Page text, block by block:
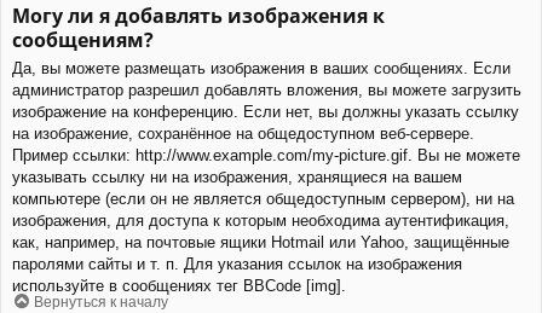
Могу ли я добавлять изображения к
сообщениям?
Да, вы можете размещать изображения в ваших сообщениях. Если
администратор разрешил добавлять вложения, вы можете загрузить
изображение на конференцию. Если нет, вы должны указать ссылку
на изображение, сохранённое на общедоступном веб-сервере.
Пример ссылки: http://www.example.com/my-picture.gif. Вы не можете
указывать ссылку ни на изображения, хранящиеся на вашем
компьютере (если он не является общедоступным сервером), ни на
изображения, для доступа к которым необходима аутентификация,
как, например, на почтовые ящики Hotmail или Yahoo, защищённые
паролями сайты и т. п. Для указания ссылок на изображения
используйте в сообщениях тег BBCode [img].
Вернуться к началу